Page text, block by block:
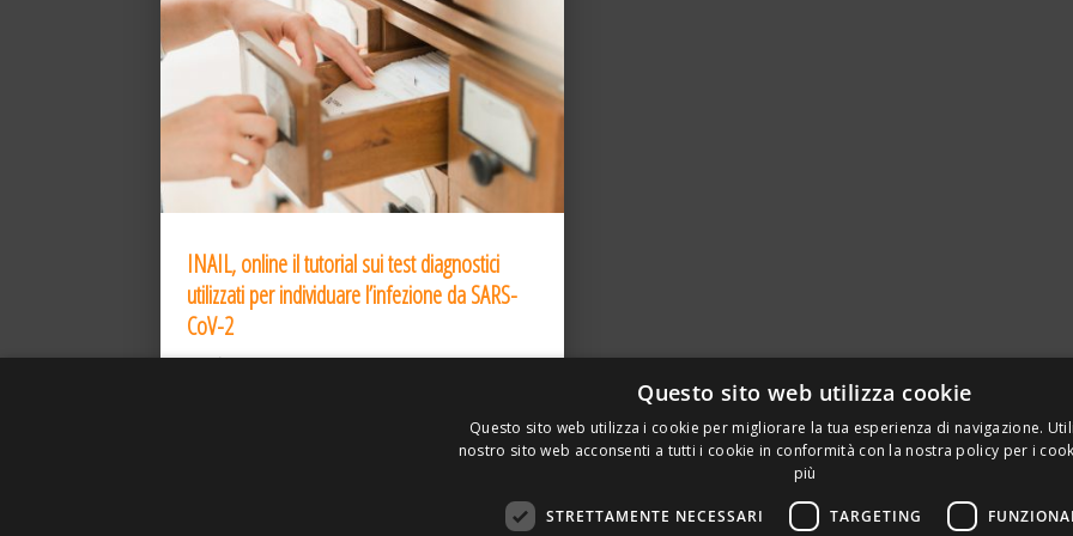
INAIL, online il tutorial sui test diagnostici
utilizzati per individuare l’infezione da SARS-
CoV-2
31 Dic 2020
Questo sito web utilizza cookie
Questo sito web utilizza i cookie per migliorare la tua esperienza di navigazione.
nostro sito web acconsenti a tutti i cookie in conformità con la nostra policy per i
più
STRETTAMENTE NECESSARI TARGETING